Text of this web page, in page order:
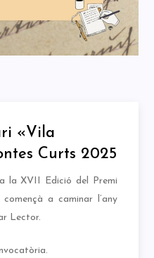
«Vila
Curts 2025
la XVII Edició del Premi
a caminar l’any
Lector.